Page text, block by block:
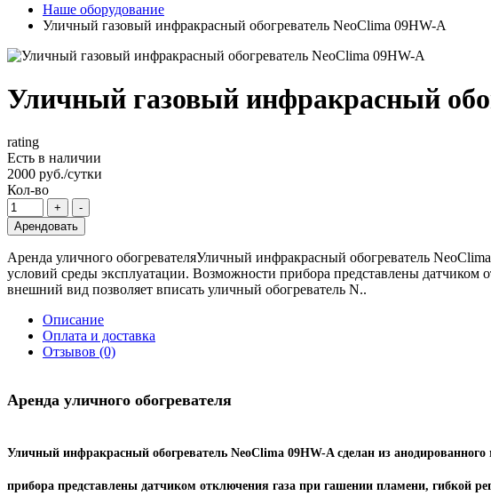
Наше оборудование
Уличный газовый инфракрасный обогреватель NeoClima 09HW-А
Уличный газовый инфракрасный
rating
Есть в наличии
2000 руб./сутки
Кол-во
Арендовать
Аренда уличного обогревателяУличный инфракрасный обогреватель
условий среды эксплуатации. Возможности прибора представлены
внешний вид позволяет вписать уличный обогреватель N..
Описание
Оплата и доставка
Отзывов (0)
Аренда уличного обогревателя
Уличный инфракрасный обогреватель NeoClima 09HW-A сделан из анодированного
прибора представлены датчиком отключения газа при гашении пламени, гибкой